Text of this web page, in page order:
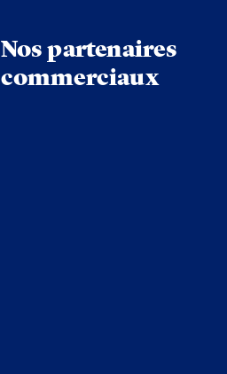
Nos partenaires
commerciaux